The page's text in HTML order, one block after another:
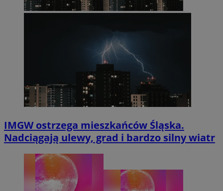
IMGW ostrzega mieszkańców Śląska.
Nadciągają ulewy, grad i bardzo silny wiatr